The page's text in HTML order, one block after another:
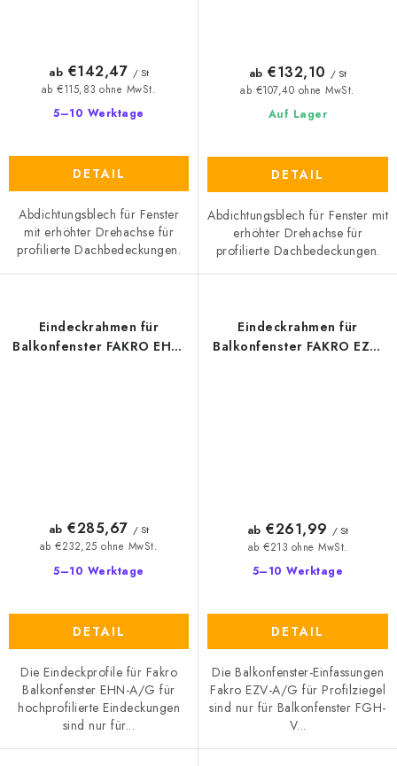
5–10 Werktage
ab €115,83 ohne MwSt.
ab €142,47 / St
DETAIL
Abdichtungsblech für Fenster
mit erhöhter Drehachse für
profilierte Dachbedeckungen.
Auf Lager
ab €107,40 ohne MwSt.
ab €132,10 / St
DETAIL
Abdichtungsblech für Fenster mit
erhöhter Drehachse für
profilierte Dachbedeckungen.
Eindeckrahmen für
Balkonfenster FAKRO EHN-
5–10 Werktage
ab €232,25 ohne MwSt.
ab €285,67 / St
DETAIL
Die Eindeckprofile für Fakro
Balkonfenster EHN-A/G für
hochprofilierte Eindeckungen
sind nur für...
Eindeckrahmen für
Balkonfenster FAKRO EZV-
5–10 Werktage
ab €213 ohne MwSt.
ab €261,99 / St
DETAIL
Die Balkonfenster-Einfassungen
Fakro EZV-A/G für Profilziegel
sind nur für Balkonfenster FGH-
V...